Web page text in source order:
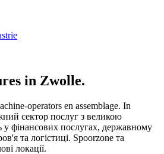
in Zwolle.
operators en assemblage. In
сектор послуг з великою
у фінансових послугах, державному
та логістиці. Spoorzone та
локації.